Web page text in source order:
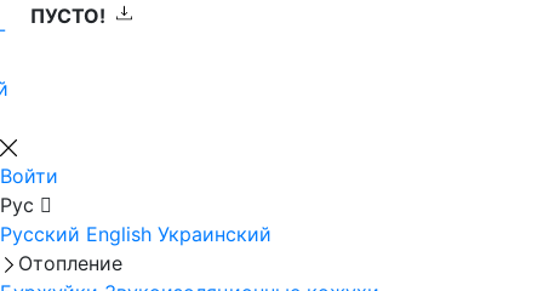
ПУСТО!
Войти
Рус
Русский English Украинский
Отопление